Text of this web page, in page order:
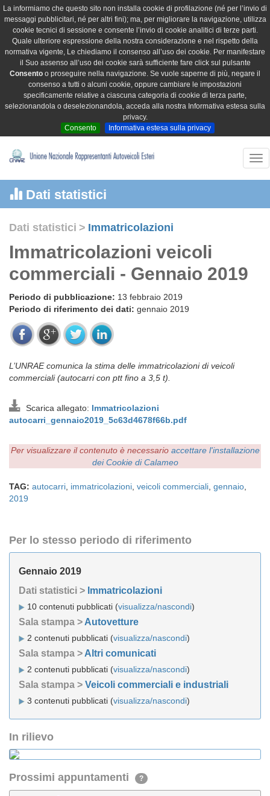
La informiamo che questo sito non installa cookie di profilazione (né per l’invio di
messaggi pubblicitari, né per altri fini); ma, per migliorare la navigazione, utilizza
cookie tecnici di sessione e consente l’invio di cookie analitici di terze parti.
Quale ulteriore espressione della nostra considerazione e nel rispetto della
normativa vigente, Le chiediamo il consenso all’uso dei cookie. Per manifestare
il Suo assenso all’uso dei cookie sarà sufficiente fare click sul pulsante
Consento o proseguire nella navigazione. Se vuole saperne di più, negare il
consenso a tutti o alcuni cookie, oppure cambiare le impostazioni
specificamente relative a ciascuna categoria di cookie di terza parte,
selezionandola o deselezionandola, acceda alla nostra Informativa estesa sulla
privacy.
Consento
Informativa estesa sulla privacy
Dati statistici
Dati statistici > Immatricolazioni
Immatricolazioni veicoli
commerciali - Gennaio 2019
Periodo di pubblicazione: 13 febbraio 2019
Periodo di riferimento dei dati: gennaio 2019
L’UNRAE comunica la stima delle immatricolazioni di veicoli
commerciali (autocarri con ptt fino a 3,5 t).
Scarica allegato: Immatricolazioni
autocarri_gennaio2019_5c63d4678f66b.pdf
Per visualizzare il contenuto è necessario accettare l'installazione
dei Cookie di Calameo
TAG: autocarri immatricolazioni veicoli commerciali gennaio
2019
Per lo stesso periodo di riferimento
Gennaio 2019
Dati statistici > Immatricolazioni
10 contenuti pubblicati (visualizza/nascondi)
Sala stampa > Autovetture
2 contenuti pubblicati (visualizza/nascondi)
Sala stampa > Altri comunicati
2 contenuti pubblicati (visualizza/nascondi)
Sala stampa > Veicoli commerciali e industriali
3 contenuti pubblicati (visualizza/nascondi)
In rilievo
Prossimi appuntamenti ?